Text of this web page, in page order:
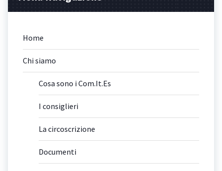
Home
Chi siamo
Cosa sono i Com.It.Es
I consiglieri
La circoscrizione
Documenti